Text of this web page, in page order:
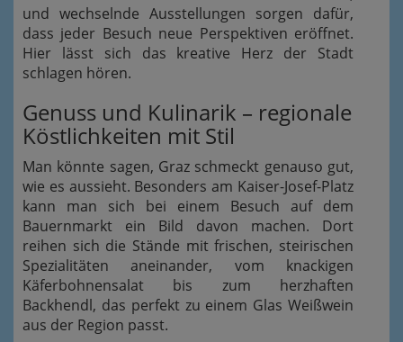
und wechselnde Ausstellungen sorgen dafür,
dass jeder Besuch neue Perspektiven eröffnet.
Hier lässt sich das kreative Herz der Stadt
schlagen hören.
Genuss und Kulinarik – regionale
Köstlichkeiten mit Stil
Man könnte sagen, Graz schmeckt genauso gut,
wie es aussieht. Besonders am Kaiser-Josef-Platz
kann man sich bei einem Besuch auf dem
Bauernmarkt ein Bild davon machen. Dort
reihen sich die Stände mit frischen, steirischen
Spezialitäten aneinander, vom knackigen
Käferbohnensalat bis zum herzhaften
Backhendl, das perfekt zu einem Glas Weißwein
aus der Region passt.